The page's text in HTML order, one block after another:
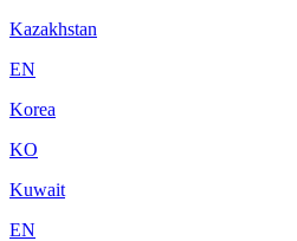
Kazakhstan
EN
Korea
KO
Kuwait
EN